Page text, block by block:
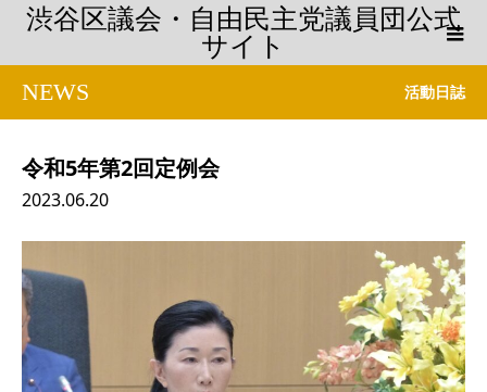
渋谷区議会・自由民主党議員団公式
サイト
NEWS 活動日誌
令和5年第2回定例会
2023.06.20